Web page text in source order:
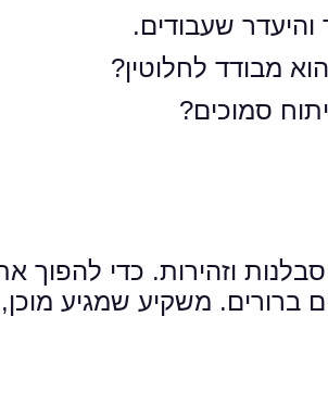
שעבודים.
מבודד לחלוטין?
סמוכים?
וזהירות. כדי
על תקן 22 ולפעול לפי שלבים ברורים.